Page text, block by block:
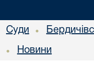
Суди •
• Новини